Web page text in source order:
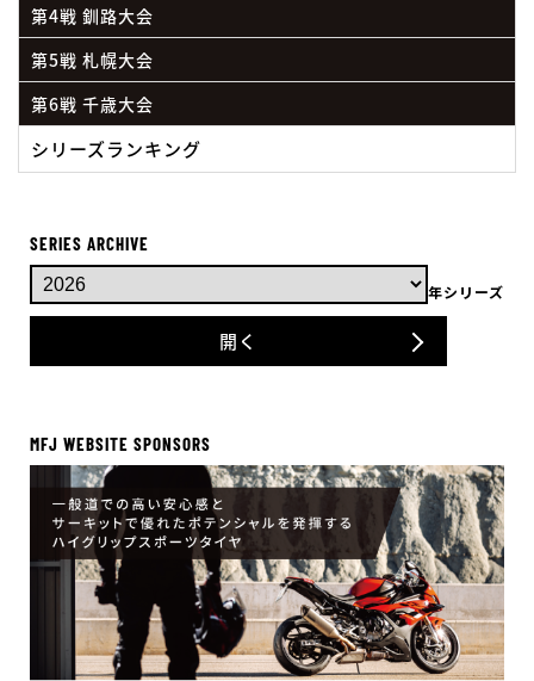
第4戦 釧路大会
第5戦 札幌大会
第6戦 千歳大会
シリーズランキング
SERIES ARCHIVE
年シリーズ
開く
MFJ WEBSITE SPONSORS